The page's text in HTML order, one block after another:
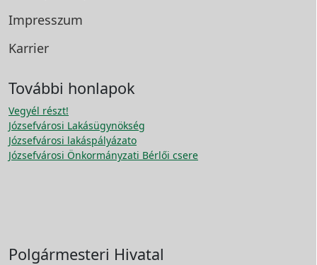
Impresszum
Karrier
További honlapok
Vegyél részt!
Józsefvárosi Lakásügynökség
Józsefvárosi lakáspályázato
Józsefvárosi Önkormányzati Bérlői csere
Polgármesteri Hivatal